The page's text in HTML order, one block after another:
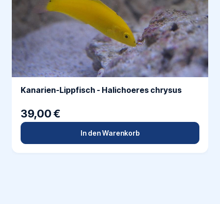
Kanarien-Lippfisch - Halichoeres chrysus
39,00 €
In den Warenkorb